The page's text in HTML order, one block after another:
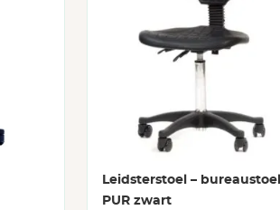
Leidsterstoel – bureaustoel
PUR zwart